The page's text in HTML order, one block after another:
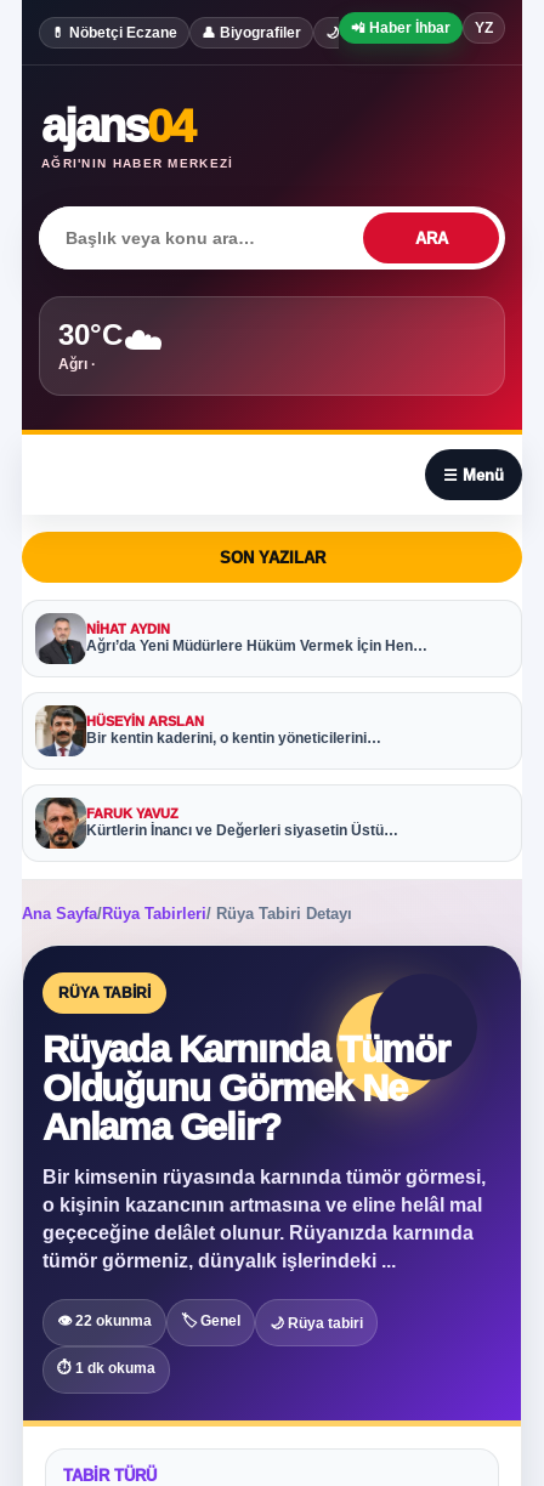
💊 Nöbetçi Eczane 👤 Biyografiler 🌙 Rüya Tabirleri ✍️ Köşe
📲 Haber İhbar YZ
ajans04
AĞRI'NIN HABER MERKEZI
ARA
30°C
Ağrı ·
☁️
☰ Menü
SON YAZILAR
NIHAT AYDIN
Ağrı’da Yeni Müdürlere Hüküm Vermek İçin Hen…
HÜSEYIN ARSLAN
Bir kentin kaderini, o kentin yöneticilerini…
FARUK YAVUZ
Kürtlerin İnancı ve Değerleri siyasetin Üstü…
Ana Sayfa/Rüya Tabirleri/ Rüya Tabiri Detayı
RÜYA TABIRI
Rüyada Karnında Tümör
Olduğunu Görmek Ne
Anlama Gelir?
Bir kimsenin rüyasında karnında tümör görmesi,
o kişinin kazancının artmasına ve eline helâl mal
geçeceğine delâlet olunur. Rüyanızda karnında
tümör görmeniz, dünyalık işlerindeki ...
👁 22 okunma 🏷 Genel 🌙 Rüya tabiri
⏱ 1 dk okuma
TABIR TÜRÜ